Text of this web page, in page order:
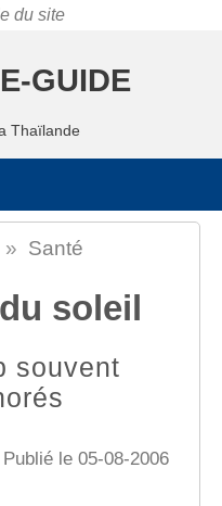
GUIDE
Thaïlande
» Santé
soleil
souvent
le 05-08-2006